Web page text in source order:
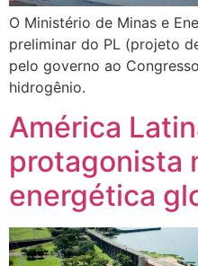
O Ministério de Minas e
preliminar do PL (projeto
pelo governo ao
hidrogênio.
América
protagonista
energética